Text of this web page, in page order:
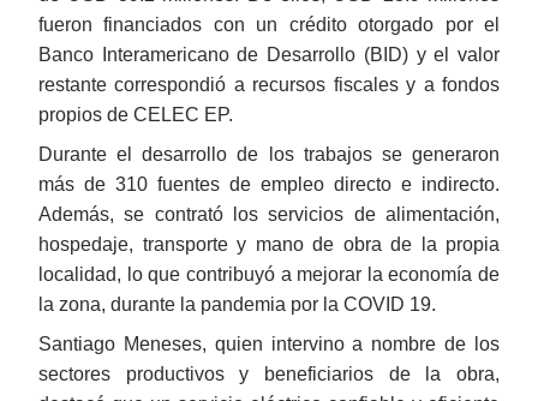
fueron financiados con un crédito otorgado por el
Banco Interamericano de Desarrollo (BID) y el valor
restante correspondió a recursos fiscales y a fondos
propios de CELEC EP.
Durante el desarrollo de los trabajos se generaron
más de 310 fuentes de empleo directo e indirecto.
Además, se contrató los servicios de alimentación,
hospedaje, transporte y mano de obra de la propia
localidad, lo que contribuyó a mejorar la economía de
la zona, durante la pandemia por la COVID 19.
Santiago Meneses, quien intervino a nombre de los
sectores productivos y beneficiarios de la obra,